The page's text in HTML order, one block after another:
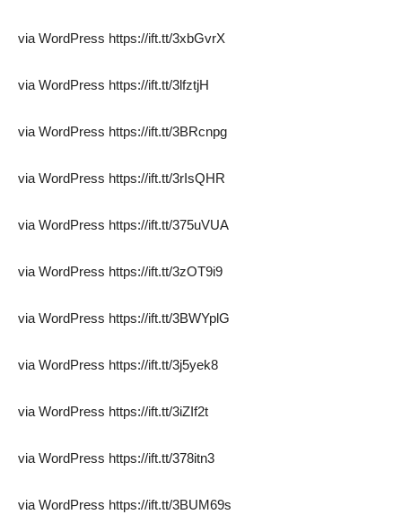
via WordPress https://ift.tt/3xbGvrX
via WordPress https://ift.tt/3lfztjH
via WordPress https://ift.tt/3BRcnpg
via WordPress https://ift.tt/3rIsQHR
via WordPress https://ift.tt/375uVUA
via WordPress https://ift.tt/3zOT9i9
via WordPress https://ift.tt/3BWYplG
via WordPress https://ift.tt/3j5yek8
via WordPress https://ift.tt/3iZIf2t
via WordPress https://ift.tt/378itn3
via WordPress https://ift.tt/3BUM69s